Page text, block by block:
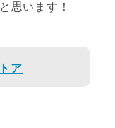
思います！
ア